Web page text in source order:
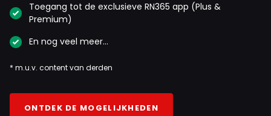
Toegang tot de exclusieve RN365 app (Plus &
Premium)
En nog veel meer…
* m.u.v. content van derden
ONTDEK DE MOGELIJKHEDEN